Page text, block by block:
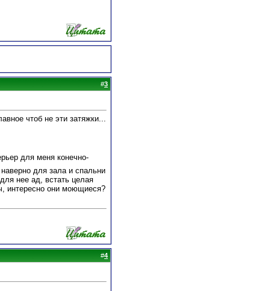
#3
чтоб не эти затяжки...
для меня конечно-
для зала и спальни
нее ад, встать целая
интересно они моющиеся?
#4